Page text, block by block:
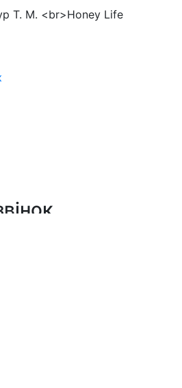
Т. М. <br>Honey Life